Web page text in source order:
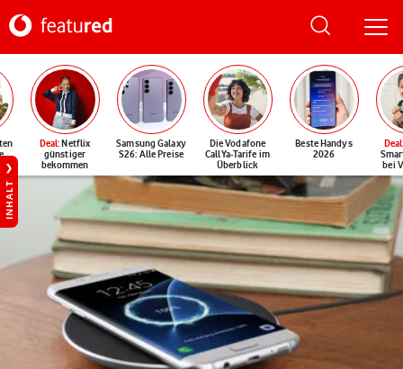
Deal: Netflix
günstiger
bekommen
Samsung Galaxy
S26: Alle Preise
Die Vodafone
CallYa-Tarife im
Überblick
Beste Handys
2026
Deal
bei
INHALT